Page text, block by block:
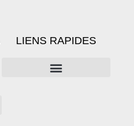
LIENS RAPIDES